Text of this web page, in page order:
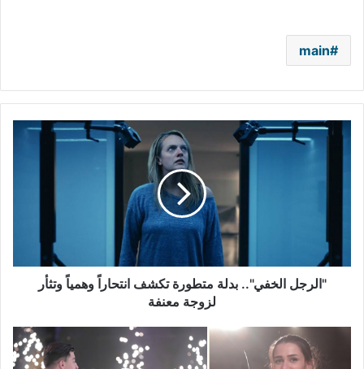
main
"الرجل
لزوجة
"الرجل الخفي".. بدلة متطورة تكشف انتحاراً وهمياً وتثأر
لزوجة معنفة